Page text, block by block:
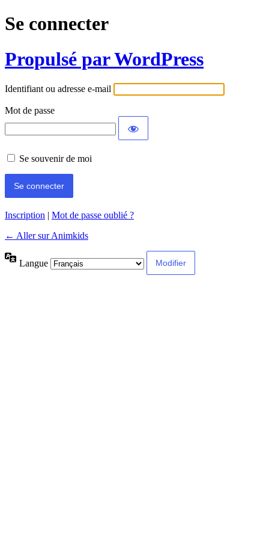
Se connecter
Propulsé par WordPress
Identifiant ou adresse e-mail
Mot de passe
Se souvenir de moi
Inscription | Mot de passe oublié ?
← Aller sur Animkids
Langue